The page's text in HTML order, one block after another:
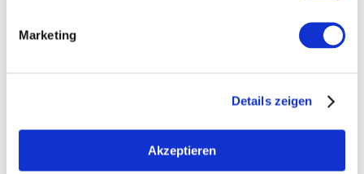
Marketing
Details zeigen
Akzeptieren
Gemeinsames Zukunftsbild
Beteiligungsprozess gemeinsam mit Kommunen,
weiteren Partnern entwickelt. Begleitet wurde der
Prozess von BTE Tourismus- und Regionalentwicklung.